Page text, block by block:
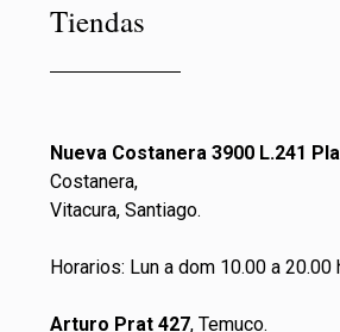
Tiendas
Nueva Costanera 3900 L.241
Costanera,
Vitacura, Santiago.
Horarios: Lun a dom 10.00 a 20.00
Arturo Prat 427, Temuco.